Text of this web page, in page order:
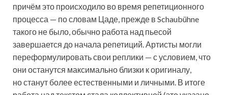
причём это происходило во время репетиционного
процесса — по словам Цаде, прежде в Schaubühne
такого не было, обычно работа над пьесой
завершается до начала репетиций. Артисты могли
переформулировать свои реплики — с условием, что
они останутся максимально близки к оригиналу,
но станут более естественными и личными. В итоге